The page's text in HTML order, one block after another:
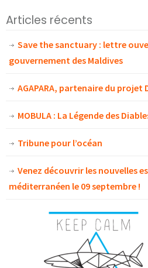
Articles récents
Save the sanctuary : lettre
gouvernement des Maldives
AGAPARA, partenaire du projet
MOBULA : La Légende des
Tribune pour l’océan
Venez découvrir les nouvelles
méditerranéen le 09 septembre !